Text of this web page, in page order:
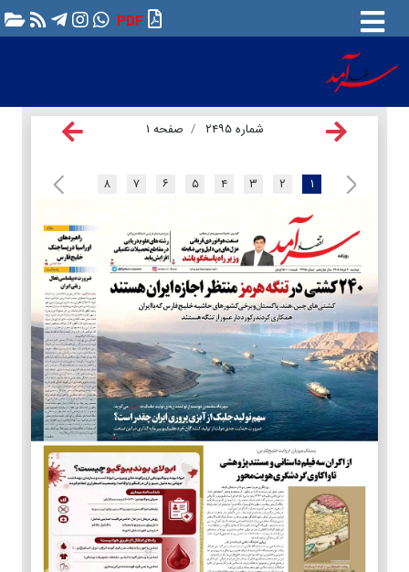
PDF
شماره ۲۴۹۵ صفحه ۱
۱ ۲ ۳ ۴ ۵ ۶ ۷ ۸